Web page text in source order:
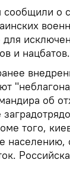
о
и нацбатов.
об
того,
населению,